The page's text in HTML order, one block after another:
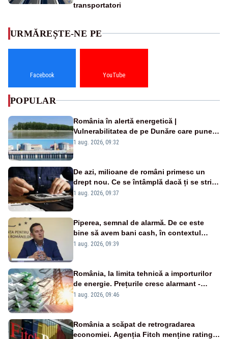
transportatori
URMĂREȘTE-NE PE
Facebook YouTube
POPULAR
România în alertă energetică |
Vulnerabilitatea de pe Dunăre care pune
în pericol Centrala Cernavodă era
1 aug. 2026, 09:32
De azi, milioane de români primesc un
drept nou. Ce se întâmplă dacă ți se strică
un produs
1 aug. 2026, 09:37
Piperea, semnal de alarmă. De ce este
bine să avem bani cash, în contextul
alertei energetice?
1 aug. 2026, 09:39
România, la limita tehnică a importurilor
de energie. Prețurile cresc alarmant -
Analiză Realitatea Plus
1 aug. 2026, 09:46
România a scăpat de retrogradarea
economiei. Agenția Fitch menține ratingul